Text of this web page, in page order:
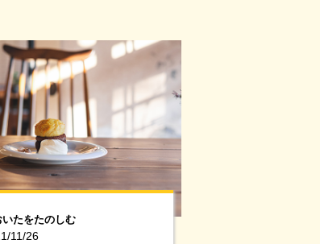
いたをたのしむ
11/26